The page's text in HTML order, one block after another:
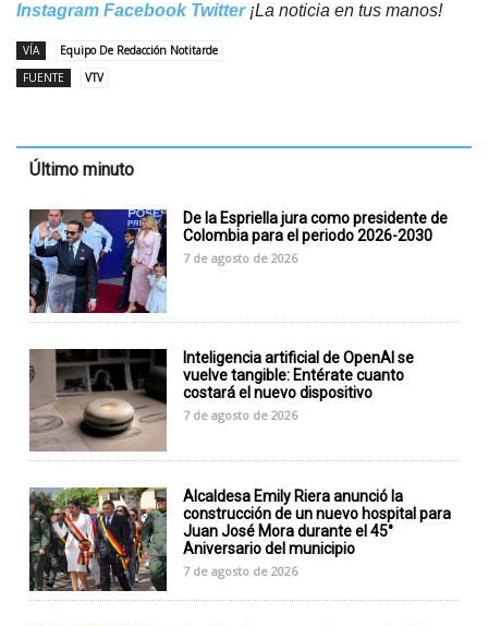
Instagram Facebook Twitter¡La noticia en tus manos!
VÍA
Equipo De Redacción Notitarde
FUENTE
VTV
Último minuto
De la Espriella jura como presidente de
Colombia para el periodo 2026-2030
7 de agosto de 2026
Inteligencia artificial de OpenAI se
vuelve tangible: Entérate cuanto
costará el nuevo dispositivo
7 de agosto de 2026
Alcaldesa Emily Riera anunció la
construcción de un nuevo hospital para
Juan José Mora durante el 45°
Aniversario del municipio
7 de agosto de 2026